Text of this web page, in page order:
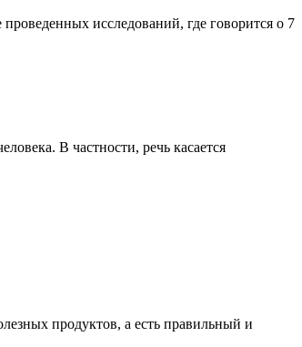
исследований, где говорится о 7
В частности, речь касается
продуктов, а есть правильный и